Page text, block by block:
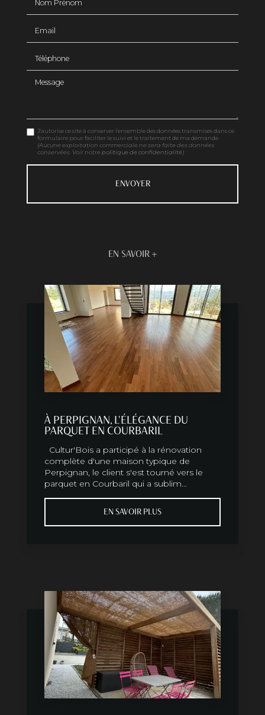
Message
J'autorise ce site à conserver l'ensemble des données transmises dans ce
formulaire pour faciliter le suivi et le traitement de ma demande.
(Aucune exploitation commerciale ne sera faite des données
conservées. Voir notre politique de confidentialité)
EN SAVOIR +
À PERPIGNAN, L'ÉLÉGANCE DU
PARQUET EN COURBARIL
Cultur'Bois a participé à la rénovation
complète d'une maison typique de
Perpignan, le client s'est tourné vers le
parquet en Courbaril qui a sublim...
EN SAVOIR PLUS